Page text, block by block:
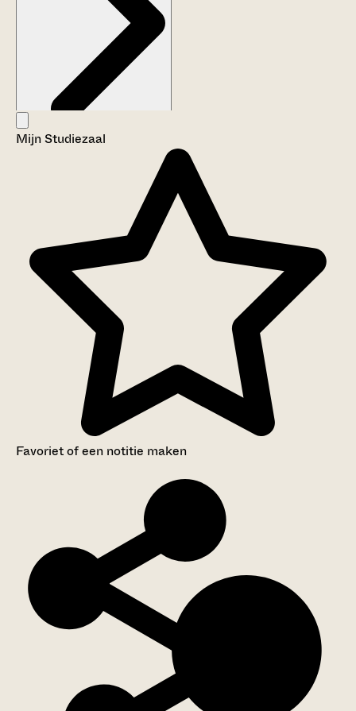
Aanwijzingen voor de gebruiker
Mijn Studiezaal
Favoriet of een notitie maken